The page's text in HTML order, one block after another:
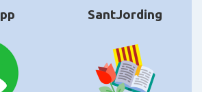
SantJording